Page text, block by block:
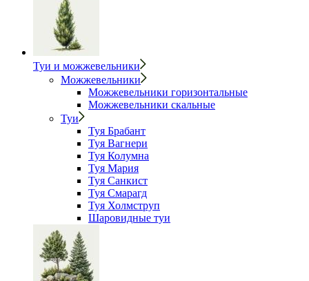
Туи и можжевельники
Можжевельники
Можжевельники горизонтальные
Можжевельники скальные
Туи
Туя Брабант
Туя Вагнери
Туя Колумна
Туя Мария
Туя Санкист
Туя Смарагд
Туя Холмструп
Шаровидные туи